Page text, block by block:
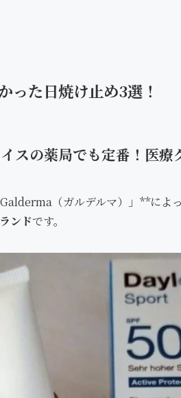
った日焼け止め3選！
スの薬局でも定番！医療
（ガルデルマ）」**によっ
ンドです。